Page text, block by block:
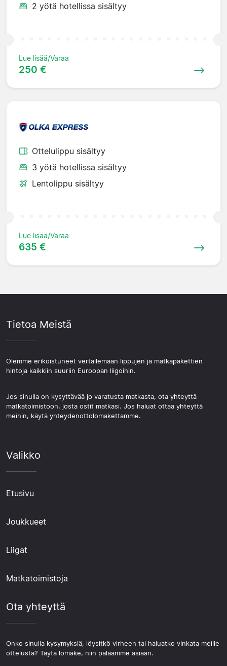
2 yötä hotellissa sisältyy
Lue lisää/Varaa
250 €
Ottelulippu sisältyy
3 yötä hotellissa sisältyy
Lentolippu sisältyy
Lue lisää/Varaa
635 €
Tietoa Meistä
Olemme erikoistuneet vertailemaan lippujen ja matkapakettien
hintoja kaikkiin suuriin Euroopan liigoihin.
Jos sinulla on kysyttävää jo varatusta matkasta, ota yhteyttä
matkatoimistoon, josta ostit matkasi. Jos haluat ottaa yhteyttä
meihin, käytä yhteydenottolomakettamme.
Valikko
Etusivu
Joukkueet
Liigat
Matkatoimistoja
Ota yhteyttä
Onko sinulla kysymyksiä, löysitkö virheen tai haluatko vinkata meille
ottelusta? Täytä lomake, niin palaamme asiaan.